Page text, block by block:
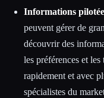
Informations
peuvent gérer de
découvrir des
les préférences et
rapidement et avec
spécialistes du